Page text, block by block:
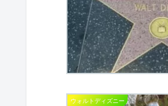
ウォルトディズニー